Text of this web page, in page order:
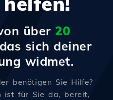
über 20
sich deiner
widmet.
benötigen Sie Hilfe?
ist für Sie da, bereit,